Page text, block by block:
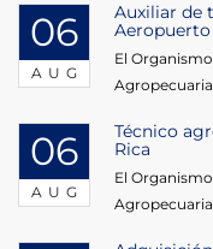
06
AUG
Auxiliar de
Aeropuerto
El
06
AUG
Técnico
Rica
El